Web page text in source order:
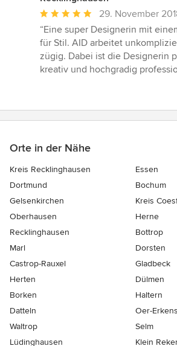
Durchschnittliche
Bewertung:
5
von
5
29. November
“Eine super Designerin mit
für Stil. AID arbeitet
zügig. Dabei ist die Designerin
kreativ und hochgradig
Orte in der Nähe
Kreis Recklinghausen
Essen
Dortmund
Bochum
Gelsenkirchen
Kreis
Oberhausen
Herne
Recklinghausen
Bottrop
Marl
Dorsten
Castrop-Rauxel
Gladbeck
Herten
Dülmen
Borken
Haltern
Datteln
Oer-
Waltrop
Selm
Lüdinghausen
Klein